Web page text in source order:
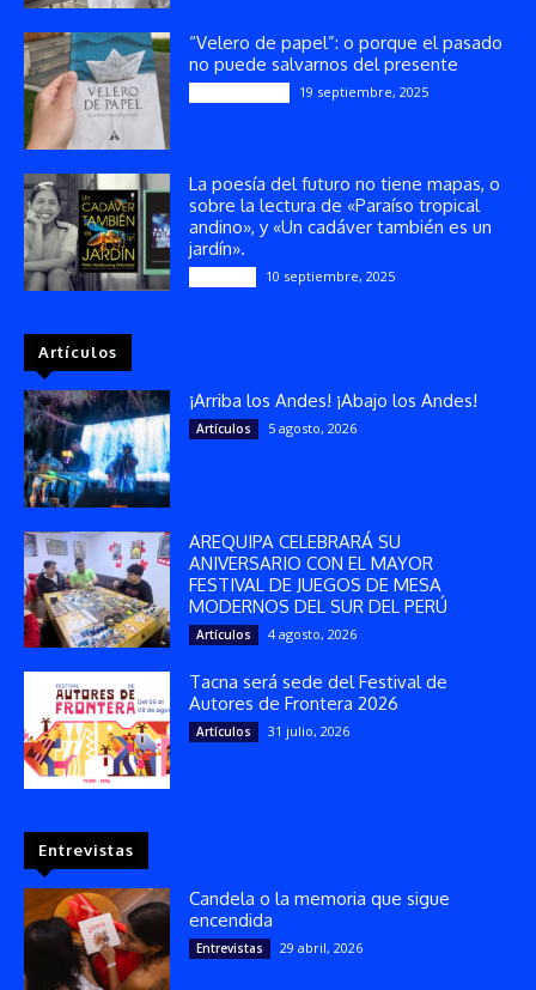
“Velero de papel”: o porque el pasado
no puede salvarnos del presente
19 septiembre, 2025
La poesía del futuro no tiene mapas, o
sobre la lectura de «Paraíso tropical
andino», y «Un cadáver también es un
jardín».
10 septiembre, 2025
Artículos
¡Arriba los Andes! ¡Abajo los Andes!
Artículos 5 agosto, 2026
AREQUIPA CELEBRARÁ SU
ANIVERSARIO CON EL MAYOR
FESTIVAL DE JUEGOS DE MESA
MODERNOS DEL SUR DEL PERÚ
Artículos 4 agosto, 2026
Tacna será sede del Festival de
Autores de Frontera 2026
Artículos 31 julio, 2026
Entrevistas
Candela o la memoria que sigue
encendida
Entrevistas 29 abril, 2026